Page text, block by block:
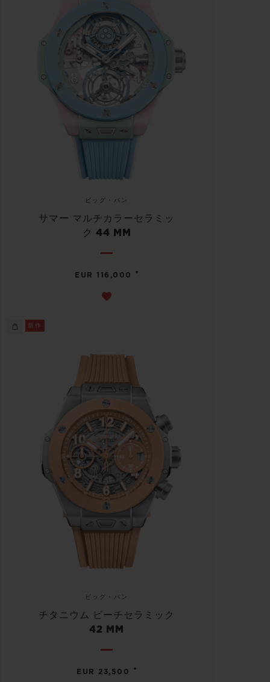
ビッグ・バン
サマー マルチカラーセラミッ
ク 44 MM
EUR 116,000 •
新作
ビッグ・バン
チタニウム ピーチセラミック
42 MM
EUR 23,500 •